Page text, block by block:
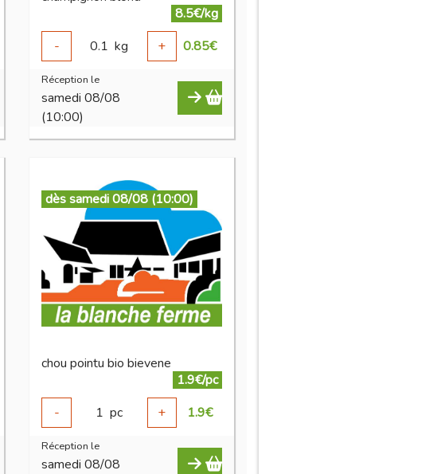
8.5€/kg
-
0.1 kg + 0.85€
Réception le
samedi 08/08
(10:00)
dès samedi 08/08 (10:00)
chou pointu bio bievene
1.9€/pc
-
1 pc + 1.9€
Réception le
samedi 08/08